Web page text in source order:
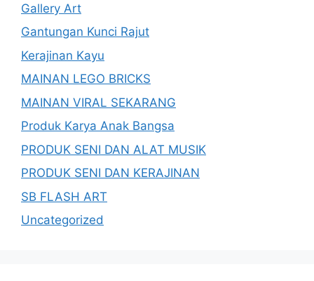
Gallery Art
Gantungan Kunci Rajut
Kerajinan Kayu
MAINAN LEGO BRICKS
MAINAN VIRAL SEKARANG
Produk Karya Anak Bangsa
PRODUK SENI DAN ALAT MUSIK
PRODUK SENI DAN KERAJINAN
SB FLASH ART
Uncategorized